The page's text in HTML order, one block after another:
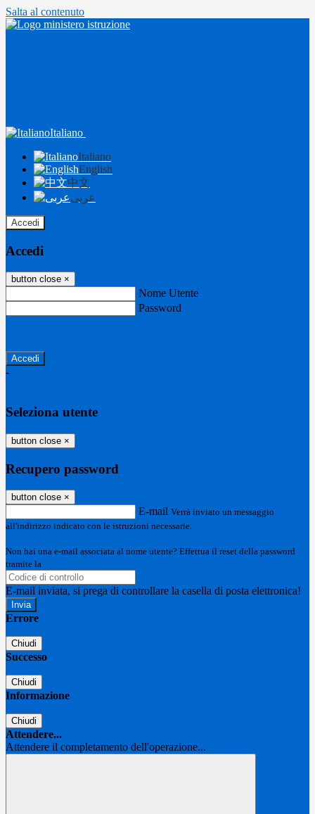
Salta al contenuto
Italiano
Italiano
English
中文
عربى
Accedi
Accedi
button close ×
Nome Utente
Password
-
Seleziona utente
button close ×
Recupero password
button close ×
E-mail Verrà inviato un messaggio
all'indirizzo indicato con le istruzioni necessarie.
Non hai una e-mail associata al nome utente? Effettua il reset della password
tramite la
E-mail inviata, si prega di controllare la casella di posta elettronica!
Errore
Chiudi
Successo
Chiudi
Informazione
Chiudi
Attendere...
Attendere il completamento dell'operazione...